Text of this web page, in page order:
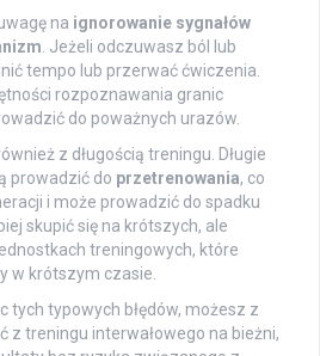
na ignorowanie sygnałów
. Jeżeli odczuwasz ból lub
tempo lub przerwać ćwiczenia.
rozpoznawania granic
do poważnych urazów.
z długością treningu. Długie
prowadzić do przetrenowania, co
i może prowadzić do spadku
skupić się na krótszych, ale
treningowych, które
w krótszym czasie.
tych typowych błędów, możesz z
z treningu interwałowego na bieżni,